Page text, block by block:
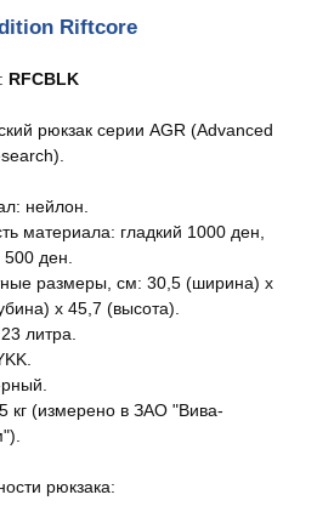
Riftcore
RFCBLK
рюкзак серии AGR (Advanced
нейлон.
материала: гладкий 1000 ден,
ден.
размеры, см: 30,5 (ширина) x
x 45,7 (высота).
литра.
кг (измерено в ЗАО "Вива-
рюкзака: